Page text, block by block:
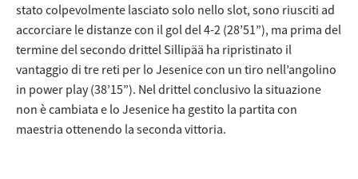
stato colpevolmente lasciato solo nello slot, sono riusciti ad
accorciare le distanze con il gol del 4-2 (28’51”), ma prima del
termine del secondo drittel Sillipää ha ripristinato il
vantaggio di tre reti per lo Jesenice con un tiro nell’angolino
in power play (38’15”). Nel drittel conclusivo la situazione
non è cambiata e lo Jesenice ha gestito la partita con
maestria ottenendo la seconda vittoria.